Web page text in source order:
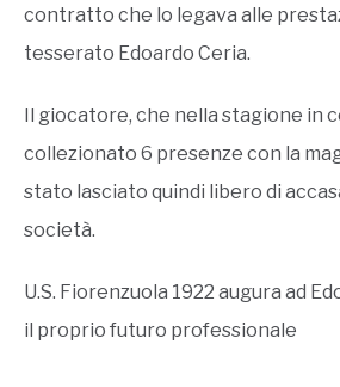
contratto che lo legava alle
tesserato Edoardo Ceria.
Il giocatore, che nella stagione in
collezionato 6 presenze con la
stato lasciato quindi libero di
società.
U.S. Fiorenzuola 1922 augura ad
il proprio futuro professionale